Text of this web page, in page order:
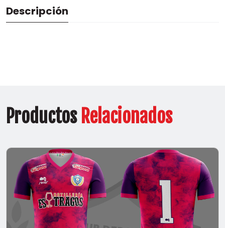
Descripción
Productos Relacionados